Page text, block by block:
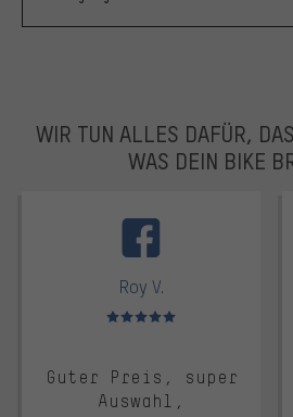
WIR TUN ALLES DAFÜR,
WAS DEIN BIKE
Roy V.
Bewertungen: 5 von 5
Guter Preis, super
Auswahl,